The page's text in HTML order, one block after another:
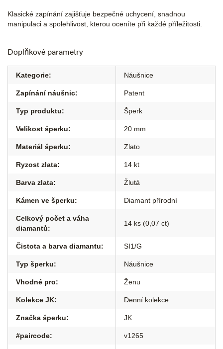
Klasické zapínání zajišťuje bezpečné uchycení, snadnou
manipulaci a spolehlivost, kterou oceníte při každé příležitosti.
Doplňkové parametry
Kategorie: Náušnice
Zapínání náušnic: Patent
Typ produktu: Šperk
Velikost šperku: 20 mm
Materiál šperku: Zlato
Ryzost zlata: 14 kt
Barva zlata: Žlutá
Kámen ve šperku: Diamant přírodní
Celkový počet a váha
diamantů:
14 ks (0,07 ct)
Čistota a barva diamantu: SI1/G
Typ šperku: Náušnice
Vhodné pro: Ženu
Kolekce JK: Denní kolekce
Značka šperku: JK
#paircode: v1265